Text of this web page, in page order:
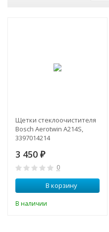
Щетки стеклоочистителя
Bosch Aerotwin A214S,
3397014214
3 450 ₽
0
В корзину
В наличии